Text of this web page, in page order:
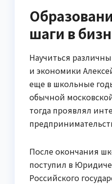
шаги в
Научиться
и экономики
еще в школьные
обычной
тогда проявлял
После окончания
поступил в
Российского